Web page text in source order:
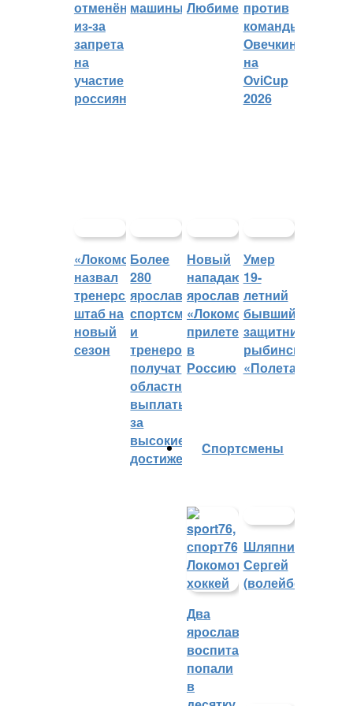
отменён
из-за
запрета
на
участие
россиян
машины Любиме против
команды
Овечкина
на
OviCup
2026
«Локомотив»
назвал
тренерский
штаб на
новый
сезон
Более
280
ярославских
спортсменов
и
тренеров
получат
областные
выплаты
за
высокие
достижения
Новый
нападающий
ярославского
«Локомотива»
прилетел
в
Россию
Умер
19-
летний
бывший
защитник
рыбинского
«Полета»
Cпортсмены
Два
ярославских
воспитанника
попали
в
Шляпников
Сергей
(волейбол)